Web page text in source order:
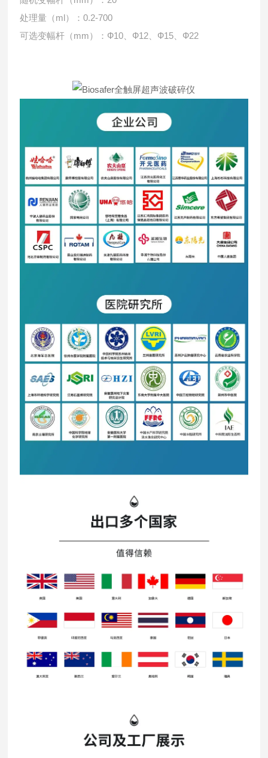
处理量（ml）：0.2-700
可选变幅杆（mm）：Ф10、Ф12、Ф15
Ф22